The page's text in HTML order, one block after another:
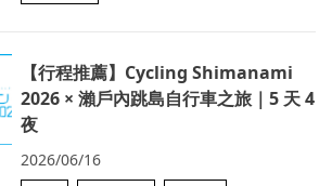
【行程推薦】Cycling Shimanami
2026 × 瀨戶內跳島自行車之旅｜5 天 4
夜
2026/06/16